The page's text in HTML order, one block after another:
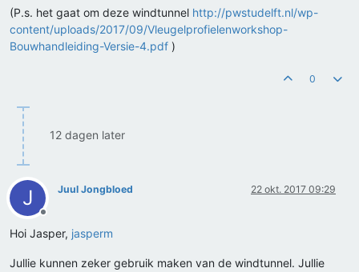
(P.s. het gaat om deze windtunnel http://pwstudelft.nl/wp-
content/uploads/2017/09/Vleugelprofielenworkshop-
Bouwhandleiding-Versie-4.pdf )
0
12 dagen later
J
Offline
Juul Jongbloed 22 okt. 2017 09:29
Hoi Jasper, jasperm
Jullie kunnen zeker gebruik maken van de windtunnel. Jullie